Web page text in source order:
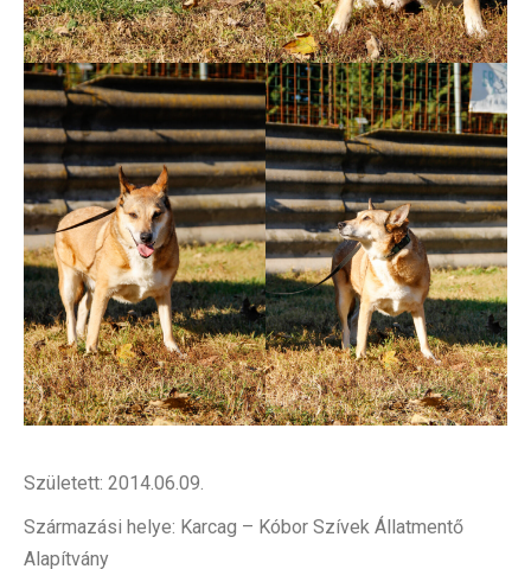
Született: 2014.06.09.
Származási helye: Karcag – Kóbor Szívek Állatmentő
Alapítvány